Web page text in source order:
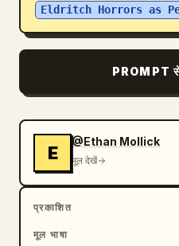
ब्लॉग
अपडेट
Eldritch Horrors as
PROMPT
E
@Ethan Mollick
मूल देखें
प्रकाशित
मूल भाषा